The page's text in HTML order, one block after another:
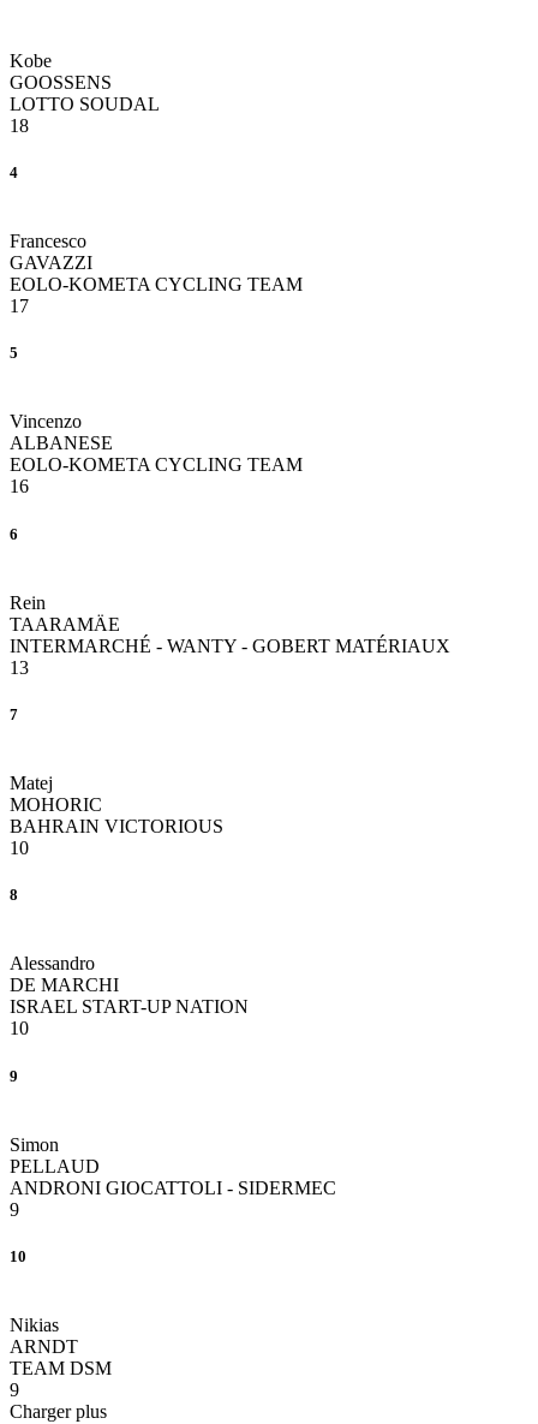
Kobe
GOOSSENS
LOTTO SOUDAL
18
4
Francesco
GAVAZZI
EOLO-KOMETA CYCLING TEAM
17
5
Vincenzo
ALBANESE
EOLO-KOMETA CYCLING TEAM
16
6
Rein
TAARAMÄE
INTERMARCHÉ - WANTY - GOBERT MATÉRIAUX
13
7
Matej
MOHORIC
BAHRAIN VICTORIOUS
10
8
Alessandro
DE MARCHI
ISRAEL START-UP NATION
10
9
Simon
PELLAUD
ANDRONI GIOCATTOLI - SIDERMEC
9
10
Nikias
ARNDT
TEAM DSM
9
Charger plus